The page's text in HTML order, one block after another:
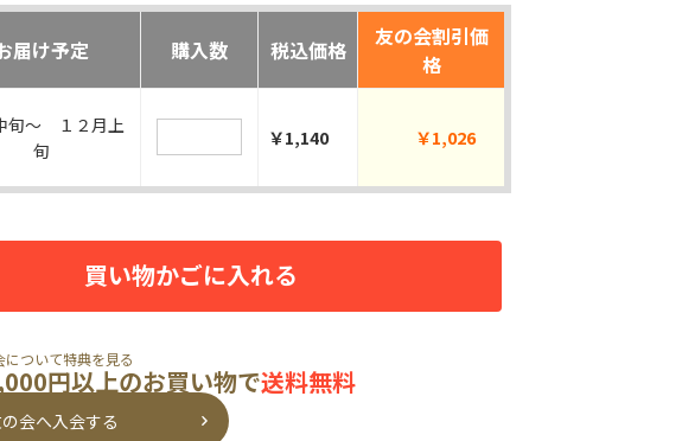
届け予定 購入数 税込価格
友の会割引価
格
旬～ １２月上
旬
￥1,140 ￥1,026
買い物かごに入れる
について特典を見る
円以上のお買い物で送料無料
会へ入会する